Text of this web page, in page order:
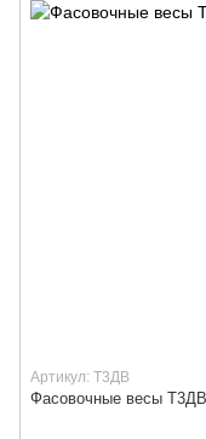
Артикул: Т3ДВ
Фасовочные весы